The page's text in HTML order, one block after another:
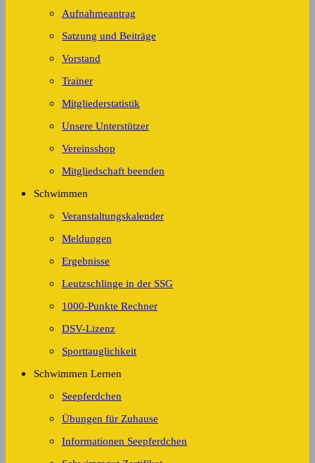
Aufnahmeantrag
Satzung und Beiträge
Vorstand
Trainer
Mitgliederstatistik
Unsere Unterstützer
Vereinsshop
Mitgliedschaft beenden
Schwimmen
Veranstaltungskalender
Meldungen
Ergebnisse
Leutzschlinge in der SSG
1000-Punkte Rechner
DSV-Lizenz
Sporttauglichkeit
Schwimmen Lernen
Seepferdchen
Übungen für Zuhause
Informationen Seepferdchen